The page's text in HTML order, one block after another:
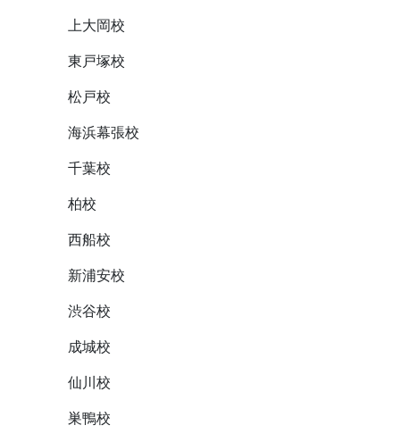
上大岡校
東戸塚校
松戸校
海浜幕張校
千葉校
柏校
西船校
新浦安校
渋谷校
成城校
仙川校
巣鴨校